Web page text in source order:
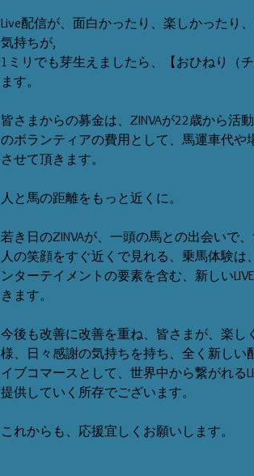
Live配信が、面白かったり、楽しかったり
気持ちが,
1ミリでも芽生えましたら、【おひねり（
ます。
皆さまからの募金は、ZINVAが22歳から活
のボランティアの費用として、馬運車代や
させて頂きます。
人と馬の距離をもっと近くに。
若き日のZINVAが、一頭の馬との出会いで
人の笑顔をすぐ近くで見れる、乗馬体験は
ンターテイメントの要素を含む、新しい
きます。
今後も改善に改善を重ね、皆さまが、楽し
様、日々感謝の気持ちを持ち、全く新しい
イブコマースとして、世界中から繋がれる
提供していく所存でございます。
これからも、応援宜しくお願いします。